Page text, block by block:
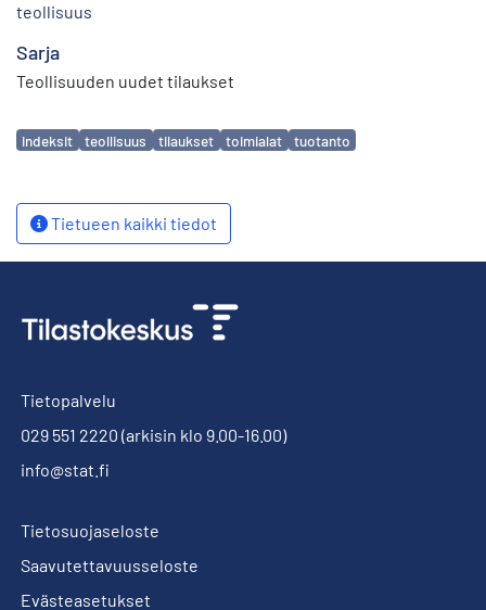
teollisuus
Sarja
Teollisuuden uudet tilaukset
Avainsanat
indeksit teollisuus tilaukset toimialat tuotanto
Tietueen kaikki tiedot
Tietopalvelu
029 551 2220 (arkisin klo 9.00-16.00)
info@stat.fi
Tietosuojaseloste
Saavutettavuusseloste
Evästeasetukset